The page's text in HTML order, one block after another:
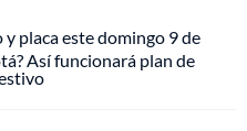
y placa este domingo 9 de
Así funcionará plan de